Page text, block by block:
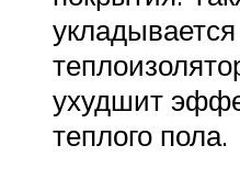
ухудшит
теплого пола.